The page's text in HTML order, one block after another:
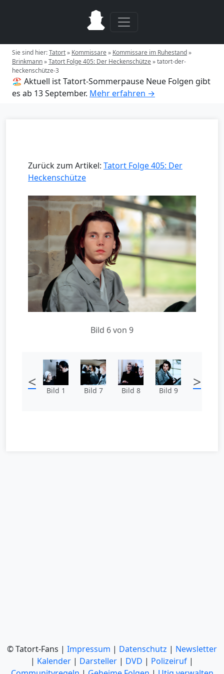
Sie sind hier:Tatort» Kommissare» Kommissare im Ruhestand»
Brinkmann»Tatort Folge 405: Der Heckenschütze»tatort-der-
heckenschütze-3
🏖️ Aktuell ist Tatort-Sommerpause Neue Folgen gibt
es ab 13 September. Mehr erfahren →
Zurück zum Artikel: Tatort Folge 405: Der
Heckenschütze
Bild 6 von 9
< Bild 1 Bild 7 Bild 8 Bild 9 >
© Tatort-Fans | Impressum | Datenschutz | Newsletter
| Kalender | Darsteller | DVD | Polizeiruf |